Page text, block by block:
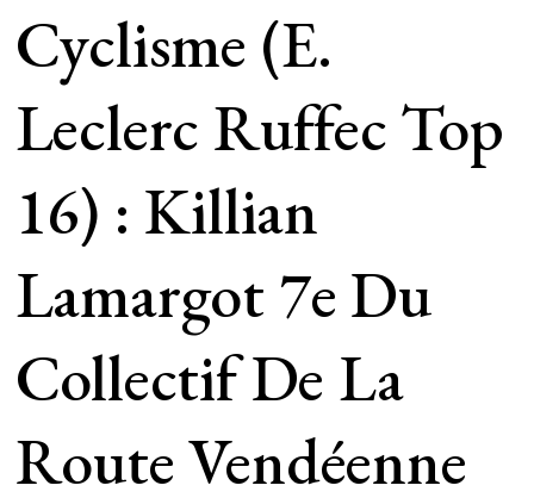
Cyclisme (E.
Leclerc Ruffec Top
16) : Killian
Lamargot 7e Du
Collectif De La
Route Vendéenne